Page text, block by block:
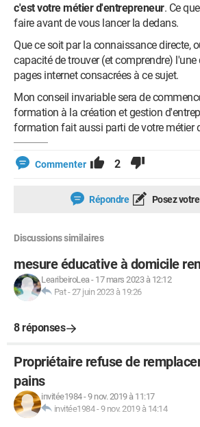
c'est votre métier d'entrepreneur. Ce
faire avant de vous lancer la dedans.
Que ce soit par la connaissance directe,
capacité de trouver (et comprendre) l'une
pages internet consacrées à ce sujet.
Mon conseil invariable sera de
formation à la création et gestion
formation fait aussi parti de votre métier
Commenter 2
Répondre Posez
Discussions similaires
mesure éducative à domicile
LearibeiroLea- 17 mars 2023 à 12:12
Pat-27 juin 2023 à 19:26
8 réponses
Propriétaire refuse de
pains
invitée1984-9 nov. 2019 à 11:17
invitée1984-9 nov. 2019 à 14:14